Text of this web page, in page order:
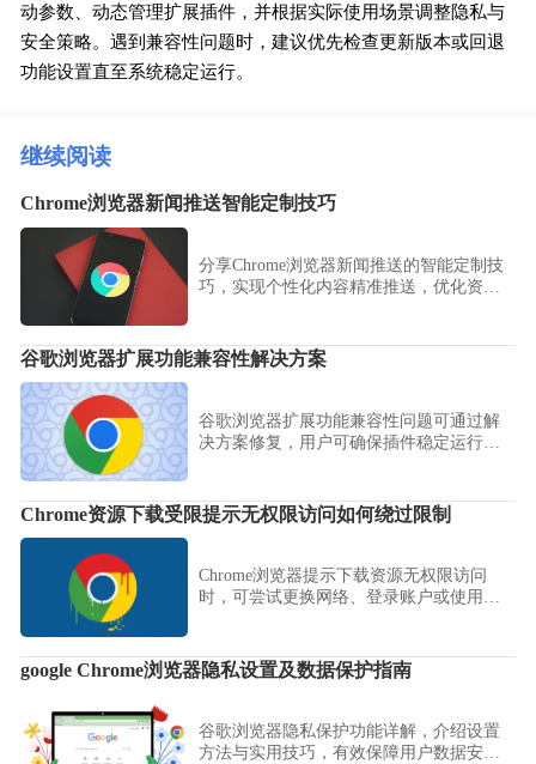
动参数、动态管理扩展插件，并根据实际使用场景调整隐私与
安全策略。遇到兼容性问题时，建议优先检查更新版本或回退
功能设置直至系统稳定运行。
继续阅读
Chrome浏览器新闻推送智能定制技巧
分享Chrome浏览器新闻推送的智能定制技
巧，实现个性化内容精准推送，优化资讯
谷歌浏览器扩展功能兼容性解决方案
谷歌浏览器扩展功能兼容性问题可通过解
决方案修复，用户可确保插件稳定运行，
Chrome资源下载受限提示无权限访问如何绕过限制
Chrome浏览器提示下载资源无权限访问
时，可尝试更换网络、登录账户或使用代
google Chrome浏览器隐私设置及数据保护指南
谷歌浏览器隐私保护功能详解，介绍设置
方法与实用技巧，有效保障用户数据安全